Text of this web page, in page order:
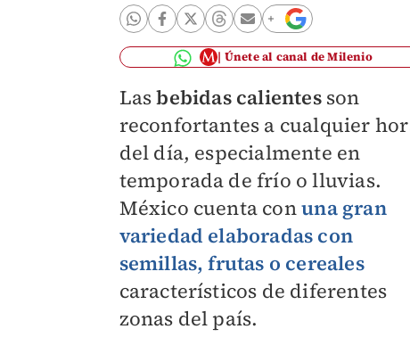
Únete al canal de Milenio
Lasbebidas calientesson
reconfortantes a cualquier
del día, especialmente en
temporada de frío o lluvias.
México cuenta conuna gran
variedad elaboradas con
semillas, frutas o cereales
característicos de diferentes
zonas del país.